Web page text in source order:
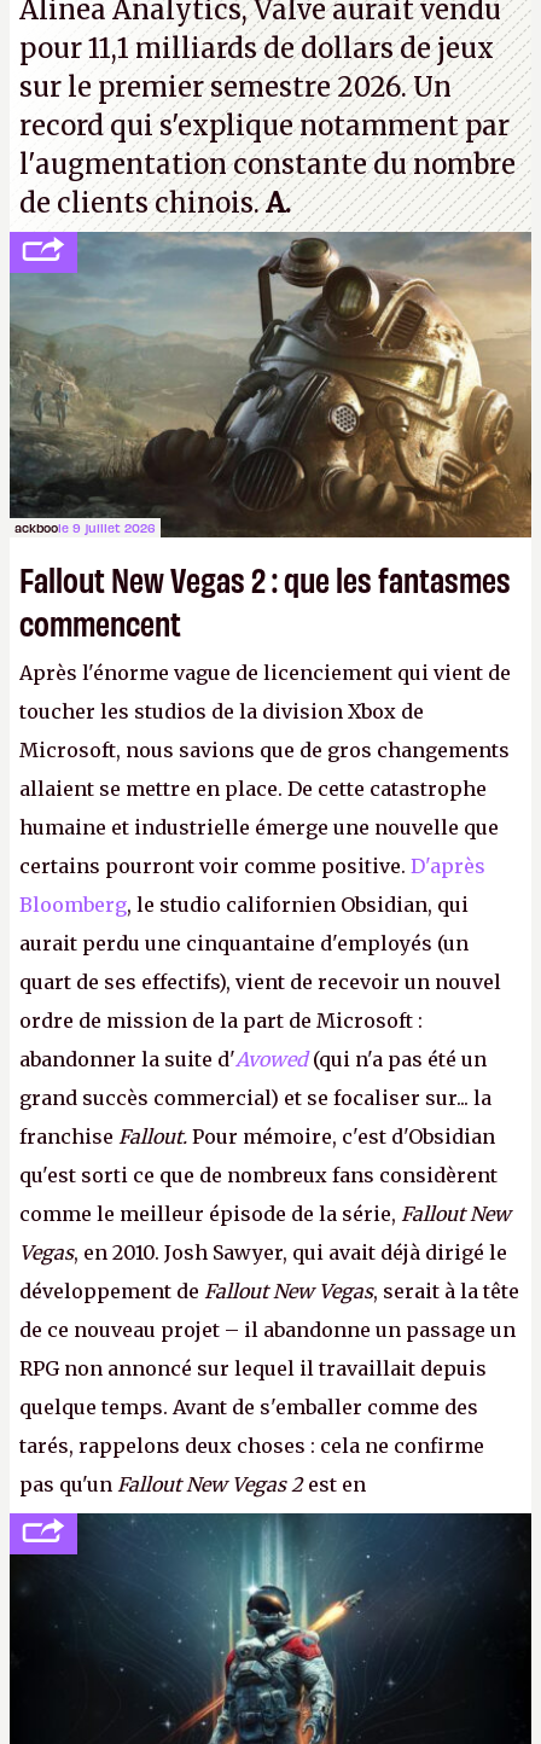
Alinea Analytics, Valve aurait vendu
pour 11,1 milliards de dollars de jeux
sur le premier semestre 2026. Un
record qui s'explique notamment par
l'augmentation constante du nombre
de clients chinois.A.
ackboole 9 juillet 2026
Fallout New Vegas 2 : que les fantasmes
commencent
Après l'énorme vague de licenciement qui vient de
toucher les studios de la division Xbox de
Microsoft, nous savions que de gros changements
allaient se mettre en place. De cette catastrophe
humaine et industrielle émerge une nouvelle que
certains pourront voir comme positive. D'après
Bloomberg, le studio californien Obsidian, qui
aurait perdu une cinquantaine d'employés (un
quart de ses effectifs), vient de recevoir un nouvel
ordre de mission de la part de Microsoft :
abandonner la suite d'Avowed(qui n'a pas été un
grand succès commercial) et se focaliser sur... la
franchise Fallout. Pour mémoire, c'est d'Obsidian
qu'est sorti ce que de nombreux fans considèrent
comme le meilleur épisode de la série, Fallout New
Vegas, en 2010. Josh Sawyer, qui avait déjà dirigé le
développement de Fallout New Vegas, serait à la tête
de ce nouveau projet – il abandonne un passage un
RPG non annoncé sur lequel il travaillait depuis
quelque temps. Avant de s'emballer comme des
tarés, rappelons deux choses : cela ne confirme
pas qu'un Fallout New Vegas 2est en
développement (pour ce que l'on sait, ils bossent
peut-être sur
Fallout Football ou
Fallout vs. Les
Lapins Crétins) et l'Obsidian d'aujourd'hui n'est plus
le même studio qu'il y a 15 ans. Mais bon, OK, on
peut commencer à fantasmer.A.